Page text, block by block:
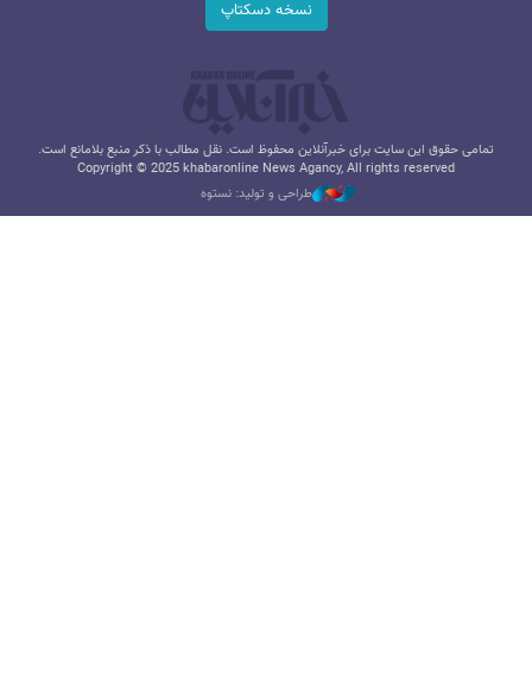
نسخه دسکتاپ
تمامی حقوق این سایت برای خبرآنلاین محفوظ است. نقل مطالب با ذکر منبع بلامانع است.
Copyright © 2025 khabaronline News Agancy, All rights reserved
طراحی و تولید: نستوه